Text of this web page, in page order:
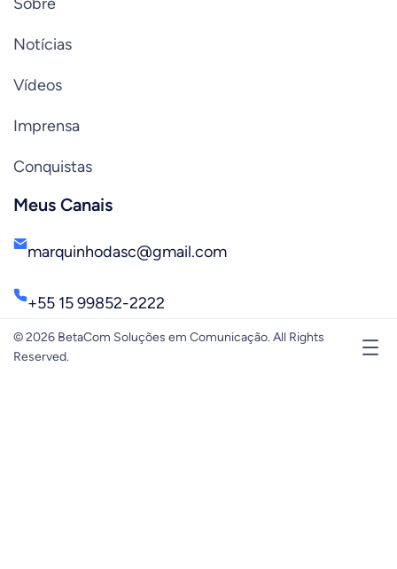
Notícias
Vídeos
Imprensa
Conquistas
Meus Canais
marquinhodasc@gmail.com
+55 15 99852-2222
© 2026 BetaCom Soluções em Comunicação. All Rights
Reserved.